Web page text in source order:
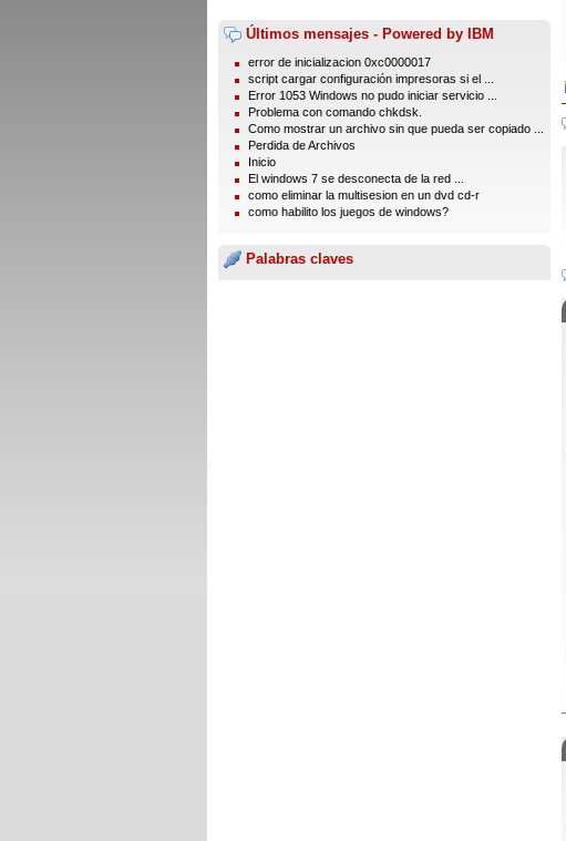
Últimos mensajes - Powered by IBM
error de inicializacion 0xc0000017
script cargar configuración impresoras si el ...
Error 1053 Windows no pudo iniciar servicio ...
Problema con comando chkdsk.
Como mostrar un archivo sin que pueda ser copiado ...
Perdida de Archivos
Inicio
El windows 7 se desconecta de la red ...
como eliminar la multisesion en un dvd cd-r
como habilito los juegos de windows?
Palabras claves